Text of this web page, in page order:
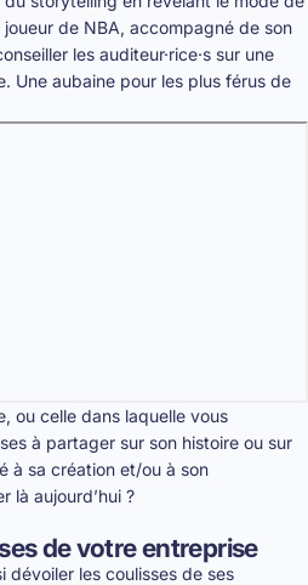
de NBA, accompagné de son
les auditeur·rice·s sur une
Une aubaine pour les plus férus de
ou celle dans laquelle vous
à partager sur son histoire ou sur
à sa création et/ou à son
là aujourd’hui ?
de votre entreprise
dévoiler les coulisses de ses